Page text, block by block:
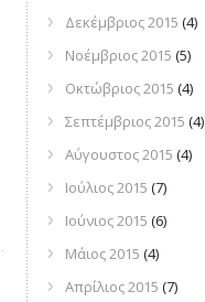
Δεκέμβριος 2015 (4)
Νοέμβριος 2015 (5)
Οκτώβριος 2015 (4)
Σεπτέμβριος 2015 (4)
Αύγουστος 2015 (4)
Ιούλιος 2015 (7)
Ιούνιος 2015 (6)
Μάιος 2015 (4)
Απρίλιος 2015 (7)